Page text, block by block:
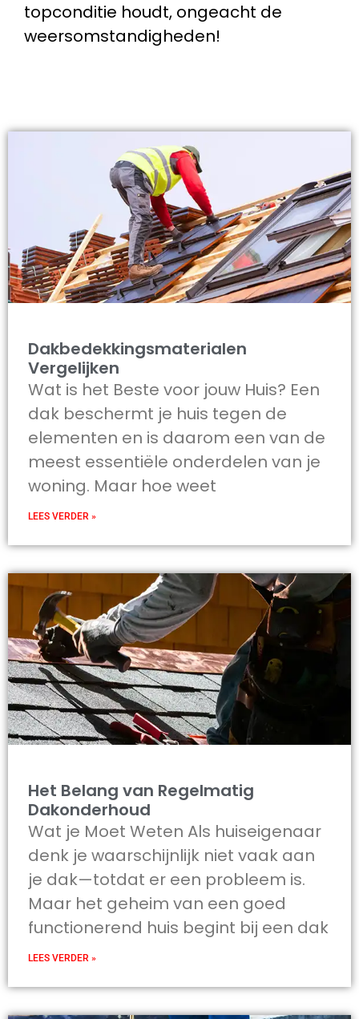
topconditie houdt, ongeacht de
weersomstandigheden!
Dakbedekkingsmaterialen
Vergelijken
Wat is het Beste voor jouw Huis? Een
dak beschermt je huis tegen de
elementen en is daarom een van de
meest essentiële onderdelen van je
woning. Maar hoe weet
LEES VERDER »
Het Belang van Regelmatig
Dakonderhoud
Wat je Moet Weten Als huiseigenaar
denk je waarschijnlijk niet vaak aan
je dak—totdat er een probleem is.
Maar het geheim van een goed
functionerend huis begint bij een dak
LEES VERDER »